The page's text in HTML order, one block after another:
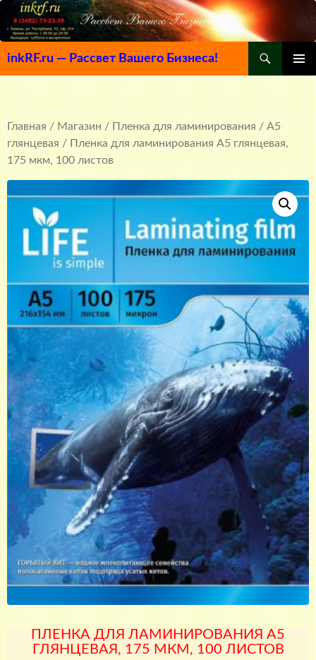
inkRF.ru — Рассвет Вашего Бизнеса!
МЕНЮ
К
СОДЕРЖИМОМУ
Главная/Магазин/Пленка для ламинирования/A5
глянцевая/ Пленка для ламинирования А5 глянцевая,
175 мкм, 100 листов
ПЛЕНКА ДЛЯ ЛАМИНИРОВАНИЯ А5
ГЛЯНЦЕВАЯ, 175 МКМ, 100 ЛИСТОВ